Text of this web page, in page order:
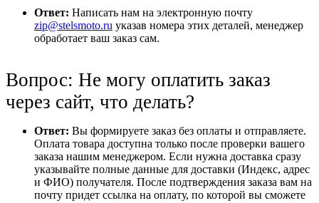
Ответ: Написать нам на электронную почту
zip@stelsmoto.ru указав номера этих деталей, менеджер
обработает ваш заказ сам.
Вопрос: Не могу оплатить заказ
через сайт, что делать?
Ответ: Вы формируете заказ без оплаты и отправляете.
Оплата товара доступна только после проверки вашего
заказа нашим менеджером. Если нужна доставка сразу
указывайте полные данные для доставки (Индекс, адрес
и ФИО) получателя. После подтверждения заказа вам на
почту придет ссылка на оплату, по которой вы сможете